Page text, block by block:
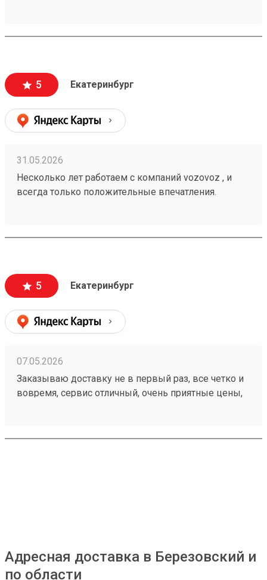
можно посмотреть всю интересующую
сохранности , и сотрудники аккуратны при загрузке
, выгрузке 🙌🏻 Заказ 260502771
5 Екатеринбург
31.05.2026
Несколько лет работаем с компаний vozovoz , и
всегда только положительные впечатления.
можно посмотреть всю интересующую
сохранности , и сотрудники аккуратны при загрузке
, выгрузке 🙌🏻 Заказ 260502771
5 Екатеринбург
07.05.2026
Заказываю доставку не в первый раз, все четко и
вовремя, сервис отличный, очень приятные цены,
Адресная доставка в Березовский и
по области